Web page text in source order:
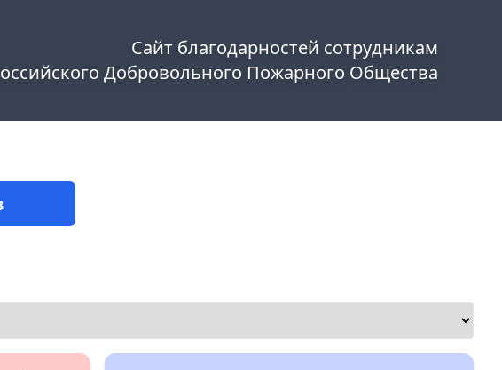
Сайт благодарностей сотрудникам
Добровольного Пожарного Общества